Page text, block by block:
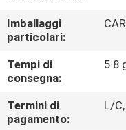
DI
QUALITÀ
Imballaggi
particolari:
Tempi di
consegna:
5·8
Termini di
pagamento:
L/